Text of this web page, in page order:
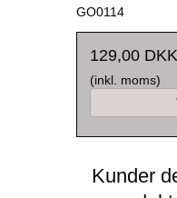
GO0114
129,00 DKK
(inkl. moms)
Kunder